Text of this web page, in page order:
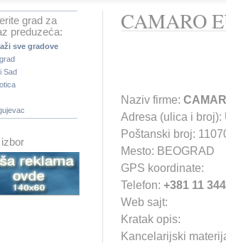
grad za
preduzeća:
sve gradove
Sad
CAMARO
Naziv firme:
Adresa (ulica i broj):
Poštanski broj:
Mesto: BEOGRAD
GPS koordinate:
Telefon: +381 11
Web sajt:
Kratak opis:
Kancelarijski